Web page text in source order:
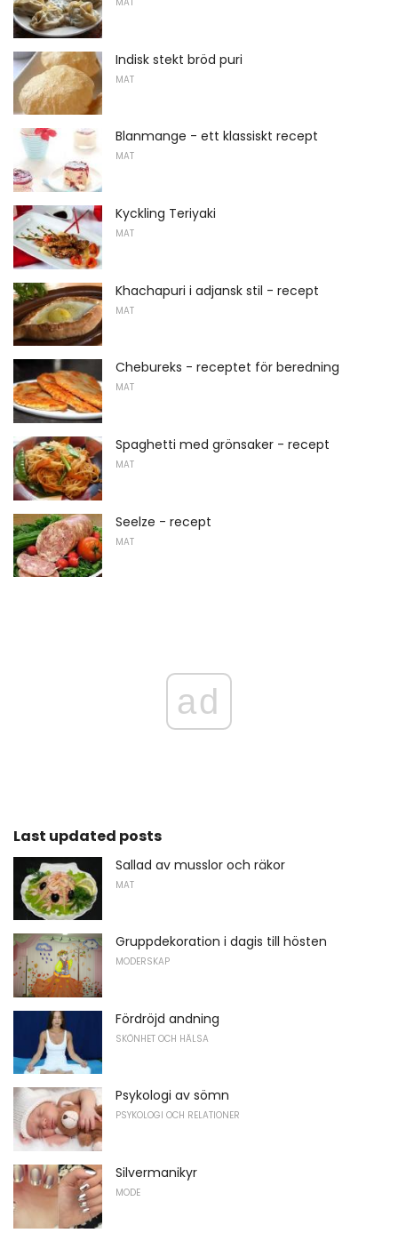
Indisk stekt bröd puri
MAT
Blanmange - ett klassiskt recept
MAT
Kyckling Teriyaki
MAT
Khachapuri i adjansk stil - recept
MAT
Chebureks - receptet för beredning
MAT
Spaghetti med grönsaker - recept
MAT
Seelze - recept
MAT
ad
Last updated posts
Sallad av musslor och räkor
MAT
Gruppdekoration i dagis till hösten
MODERSKAP
Fördröjd andning
SKÖNHET OCH HÄLSA
Psykologi av sömn
PSYKOLOGI OCH RELATIONER
Silvermanikyr
MODE